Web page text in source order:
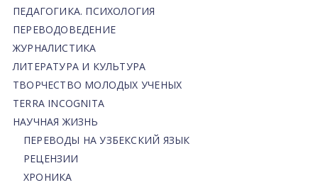
ПЕДАГОГИКА. ПСИХОЛОГИЯ
ПЕРЕВОДОВЕДЕНИЕ
ЖУРНАЛИСТИКА
ЛИТЕРАТУРА И КУЛЬТУРА
ТВОРЧЕСТВО МОЛОДЫХ УЧЕНЫХ
TERRA INCOGNITA
НАУЧНАЯ ЖИЗНЬ
ПЕРЕВОДЫ НА УЗБЕКСКИЙ ЯЗЫК
РЕЦЕНЗИИ
ХРОНИКА